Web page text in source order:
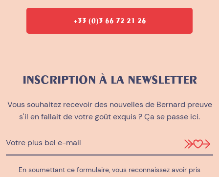
+33 (0)3 66 72 21 26
INSCRIPTION À LA NEWSLETTER
Vous souhaitez recevoir des nouvelles de Bernard preuve
s'il en fallait de votre goût exquis ? Ça se passe ici.
En soumettant ce formulaire, vous reconnaissez avoir pris